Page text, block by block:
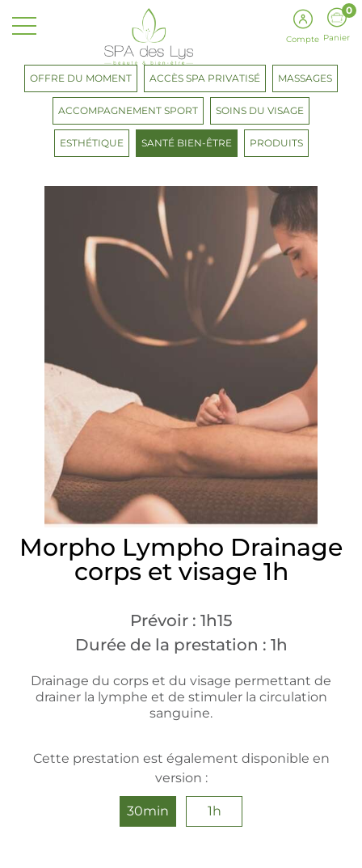
Compte
0
Panier
OFFRE DU MOMENT ACCÈS SPA PRIVATISÉ MASSAGES
ACCOMPAGNEMENT SPORT SOINS DU VISAGE
ESTHÉTIQUE SANTÉ BIEN-ÊTRE PRODUITS
Morpho Lympho Drainage
corps et visage 1h
Prévoir : 1h15
Durée de la prestation : 1h
Drainage du corps et du visage permettant de
drainer la lymphe et de stimuler la circulation
sanguine.
Cette prestation est également disponible en
version :
30min 1h